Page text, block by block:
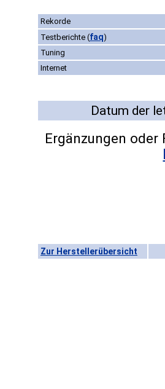
Rekorde
Testberichte (faq)
Tuning
Internet
Datum der
Ergänzungen
Zur Herstellerübersicht